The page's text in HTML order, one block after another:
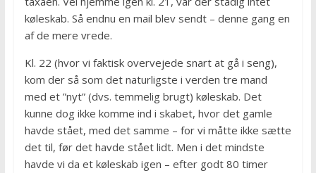
køleskab. Så endnu en mail blev sendt – denne gang en
af de mere vrede.
Kl. 22 (hvor vi faktisk overvejede snart at gå i seng),
kom der så som det naturligste i verden tre mand
med et ”nyt” (dvs. temmelig brugt) køleskab. Det
kunne dog ikke komme ind i skabet, hvor det gamle
havde stået, med det samme – for vi måtte ikke sætte
det til, før det havde stået lidt. Men i det mindste
havde vi da et køleskab igen – efter godt 80 timer